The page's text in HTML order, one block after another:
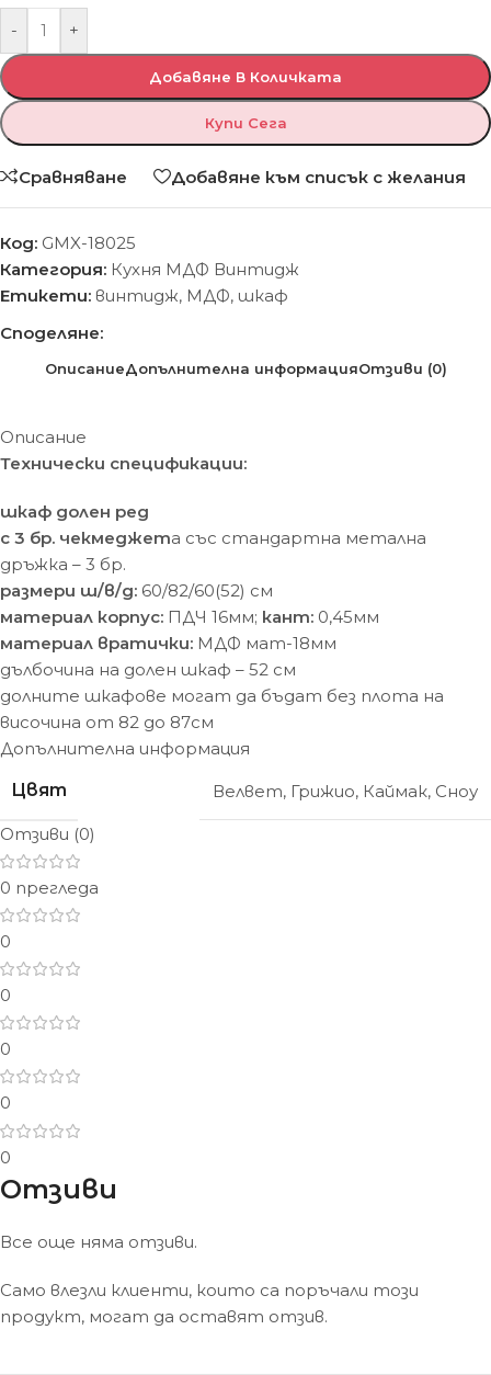
- +
Добавяне В Количката
Купи Сега
Сравняване Добавяне към списък с желания
Код: GMX-18025
Категория: Кухня МДФ Винтидж
Етикети: винтидж, МДФ, шкаф
Споделяне:
ОписаниеДопълнителна информацияОтзиви (0)
Описание
Технически спецификации:
шкаф долен ред
с 3 бр. чекмеджета със стандартна метална
дръжка – 3 бр.
размери ш/в/д: 60/82/60(52) cм
материал корпус: ПДЧ 16мм; кант: 0,45мм
материал вратички: МДФ мат-18мм
дълбочина на долен шкаф – 52 см
долните шкафове могат да бъдат без плота на
височина от 82 до 87см
Допълнителна информация
Цвят
Велвет, Грижио, Каймак, Сноу
Отзиви (0)
0 прегледа
0
0
0
0
0
Отзиви
Все още няма отзиви.
Само влезли клиенти, които са поръчали този
продукт, могат да оставят отзив.